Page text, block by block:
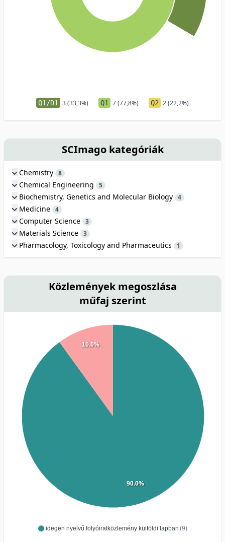
Q1/D1 3 (33,3%) Q1 7 (77,8%) Q2 2 (22,2%)
SCImago kategóriák
Chemistry 8
Chemical Engineering 5
Biochemistry, Genetics and Molecular Biology 4
Medicine 4
Computer Science 3
Materials Science 3
Pharmacology, Toxicology and Pharmaceutics 1
Közlemények megoszlása
műfaj szerint
idegen nyelvű folyóiratközlemény külföldi lapban (9)
90.0%
10.0%